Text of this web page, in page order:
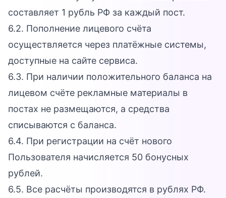
составляет 1 рубль РФ за каждый пост.
6.2. Пополнение лицевого счёта
осуществляется через платёжные системы,
доступные на сайте сервиса.
6.3. При наличии положительного баланса на
лицевом счёте рекламные материалы в
постах не размещаются, а средства
списываются с баланса.
6.4. При регистрации на счёт нового
Пользователя начисляется 50 бонусных
рублей.
6.5. Все расчёты производятся в рублях РФ.